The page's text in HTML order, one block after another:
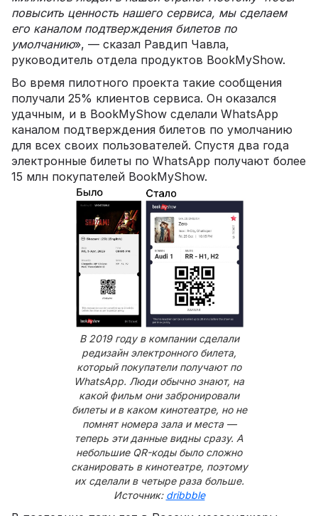
повысить ценность нашего сервиса, мы сделаем
его каналом подтверждения билетов по
умолчанию», — сказал Равдип Чавла,
руководитель отдела продуктов BookMyShow.
Во время пилотного проекта такие сообщения
получали 25% клиентов сервиса. Он оказался
удачным, и в BookMyShow сделали WhatsApp
каналом подтверждения билетов по умолчанию
для всех своих пользователей. Спустя два года
электронные билеты по WhatsApp получают более
15 млн покупателей BookMyShow.
В 2019 году в компании сделали
редизайн электронного билета,
который покупатели получают по
WhatsApp. Люди обычно знают, на
какой фильм они забронировали
билеты и в каком кинотеатре, но не
помнят номера зала и места —
теперь эти данные видны сразу. А
небольшие QR-коды было сложно
сканировать в кинотеатре, поэтому
их сделали в четыре раза больше.
Источник: dribbble